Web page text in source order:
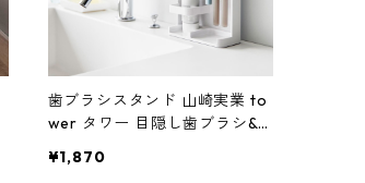
歯ブラシスタンド 山崎実業 to
wer タワー 目隠し歯ブラシ&
25 ホワイト
¥1,870